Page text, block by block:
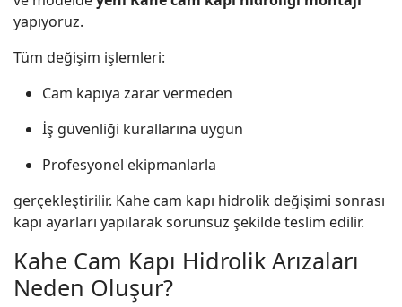
yapıyoruz.
Tüm değişim işlemleri:
Cam kapıya zarar vermeden
İş güvenliği kurallarına uygun
Profesyonel ekipmanlarla
gerçekleştirilir. Kahe cam kapı hidrolik değişimi sonrası
kapı ayarları yapılarak sorunsuz şekilde teslim edilir.
Kahe Cam Kapı Hidrolik Arızaları
Neden Oluşur?